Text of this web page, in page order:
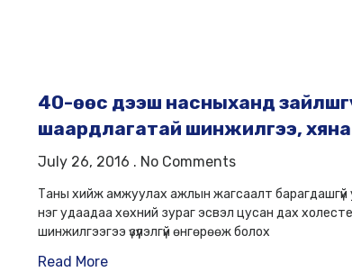
40-өөс дээш насныханд
шаардлагатай шинжилгээ,
July 26, 2016 No Comments
Таны хийж амжуулах ажлын жагсаалт барагдашгүй
нэг удаадаа хөхний зураг эсвэл цусан дах
шинжилгээгээ үзүүлэлгүй өнгөрөөж болох
Read More